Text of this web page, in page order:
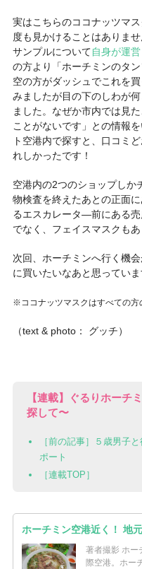
実はこちらのココナッツマ
度も見かけることはありま
サンプルについて自身が運
の方より「ホーチミンのタ
空の方がダッシュでこれを
みましたが目の下のしわが
ました。なぜか市内では見
ことがないです」との情報
ト空港内で探すと、口コミ
れしかったです！
空港内の2つのショップしか
物検査を終えたあとの正面
るエスカレータ―前にある
でなく、フェイスマスクもあ
次回、ホーチミンへ行く機
に買いたいなあと思っていま
※ココナッツマスクはすべての方
（text & photo： グッチ）
【連載】ぐるりホー
探して〜
［前の記事］５歳男子
ポート
［連載TOP］
ホーチミン空港近く！ 地
著者撮影 ホー
際空港。ホー